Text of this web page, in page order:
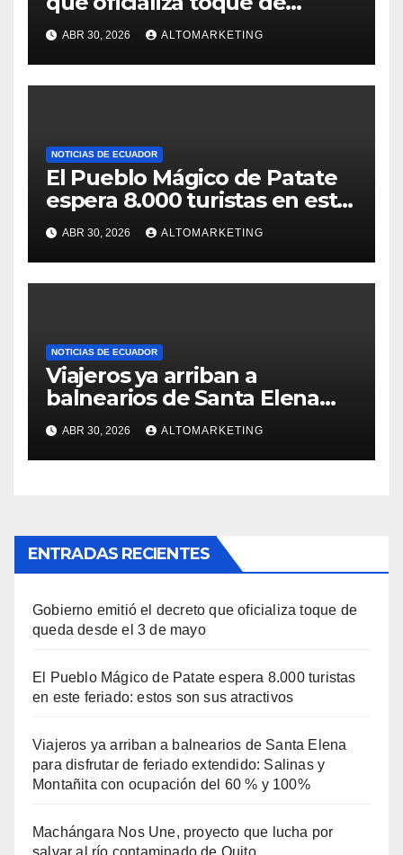
queda desde el 3 de mayo
ABR 30, 2026 ALTOMARKETING
NOTICIAS DE ECUADOR
El Pueblo Mágico de Patate
espera 8.000 turistas en este
feriado: estos son sus
atractivos
ABR 30, 2026 ALTOMARKETING
NOTICIAS DE ECUADOR
Viajeros ya arriban a
balnearios de Santa Elena
para disfrutar de feriado
extendido: Salinas y
Montañita con ocupación del
ABR 30, 2026 ALTOMARKETING
ENTRADAS RECIENTES
Gobierno emitió el decreto que oficializa toque de
queda desde el 3 de mayo
El Pueblo Mágico de Patate espera 8.000 turistas
en este feriado: estos son sus atractivos
Viajeros ya arriban a balnearios de Santa Elena
para disfrutar de feriado extendido: Salinas y
Montañita con ocupación del 60 % y 100%
Machángara Nos Une, proyecto que lucha por